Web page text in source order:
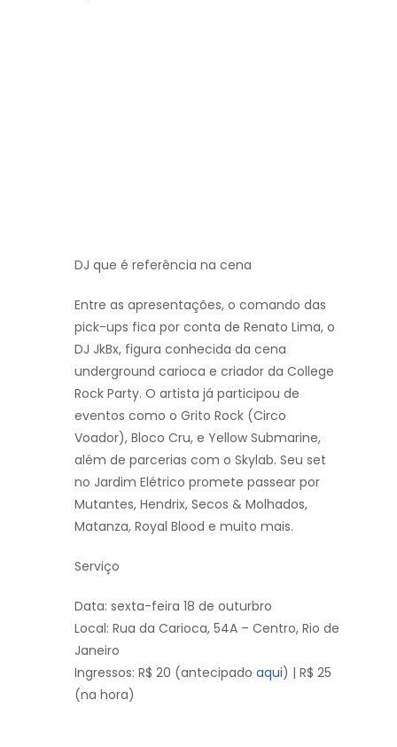
DJ que é referência na cena
Entre as apresentações, o comando das
pick-ups fica por conta de Renato Lima, o
DJ JkBx, figura conhecida da cena
underground carioca e criador da College
Rock Party. O artista já participou de
eventos como o Grito Rock (Circo
Voador), Bloco Cru, e Yellow Submarine,
além de parcerias com o Skylab. Seu set
no Jardim Elétrico promete passear por
Mutantes, Hendrix, Secos & Molhados,
Matanza, Royal Blood e muito mais.
Serviço
Data: sexta-feira 18 de outurbro
Local: Rua da Carioca, 54A – Centro, Rio de
Janeiro
Ingressos: R$ 20 (antecipado aqui) | R$ 25
(na hora)